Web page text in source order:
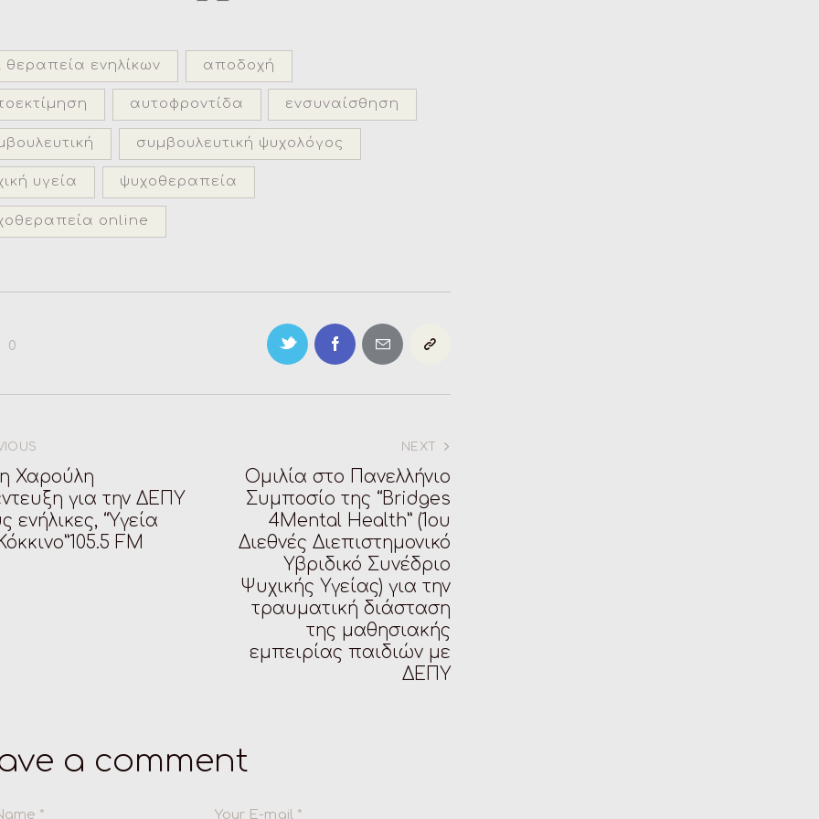
θεραπεία ενηλίκων αποδοχή
αυτοφροντίδα ενσυναίσθηση
συμβουλευτική ψυχολόγος
υγεία ψυχοθεραπεία
online
0
Χαρούλη
για την ΔΕΠΥ
ενήλικες, “Υγεία
FM
NEXT
Ομιλία στο Πανελλήνιο
Συμποσίο της “Bridges
4Mental Health” (1ου
Διεθνές Διεπιστημονικό
Υβριδικό Συνέδριο
Ψυχικής Υγείας) για την
τραυματική διάσταση
της μαθησιακής
εμπειρίας παιδιών με
ΔΕΠΥ
a comment